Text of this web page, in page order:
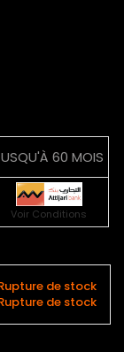
60 MOIS
Voir Conditions
de stock
de stock